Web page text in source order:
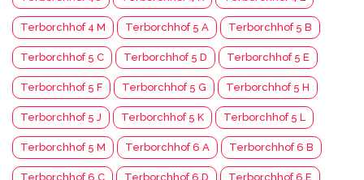
Terborchhof 4 M Terborchhof 5 A Terborchhof 5 B
Terborchhof 5 C Terborchhof 5 D Terborchhof 5 E
Terborchhof 5 F Terborchhof 5 G Terborchhof 5 H
Terborchhof 5 J Terborchhof 5 K Terborchhof 5 L
Terborchhof 5 M Terborchhof 6 A Terborchhof 6 B
Terborchhof 6 C Terborchhof 6 D Terborchhof 6 E